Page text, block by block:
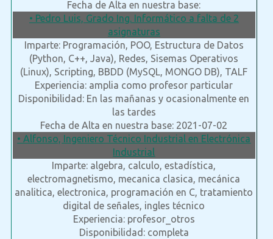
Fecha de Alta en nuestra base:
• Pedro Luis, Grado Ing. Informático a falta de 2
asignaturas
Imparte: Programación, POO, Estructura de Datos
(Python, C++, Java), Redes, Sisemas Operativos
(Linux), Scripting, BBDD (MySQL, MONGO DB), TALF
Experiencia: amplia como profesor particular
Disponibilidad: En las mañanas y ocasionalmente en
las tardes
Fecha de Alta en nuestra base: 2021-07-02
• Alfonso, Ingeniero Técnico Industrial en Electrónica
Industrial
Imparte: algebra, calculo, estadística,
electromagnetismo, mecanica clasica, mecánica
analitica, electronica, programación en C, tratamiento
digital de señales, ingles técnico
Experiencia: profesor_otros
Disponibilidad: completa